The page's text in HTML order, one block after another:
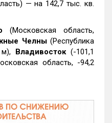
— на 142,7 тыс. кв.
(Московская область,
Челны(Республика
Владивосток(-101,1
область, -94,2